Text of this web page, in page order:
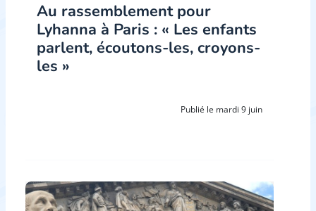
Au rassemblement pour
Lyhanna à Paris : « Les enfants
parlent, écoutons-les, croyons-
les »
Publié le mardi 9 juin